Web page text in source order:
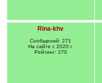
Rina-khv
Сообщений: 271
На сайте с 2020 г.
Рейтинг: 270